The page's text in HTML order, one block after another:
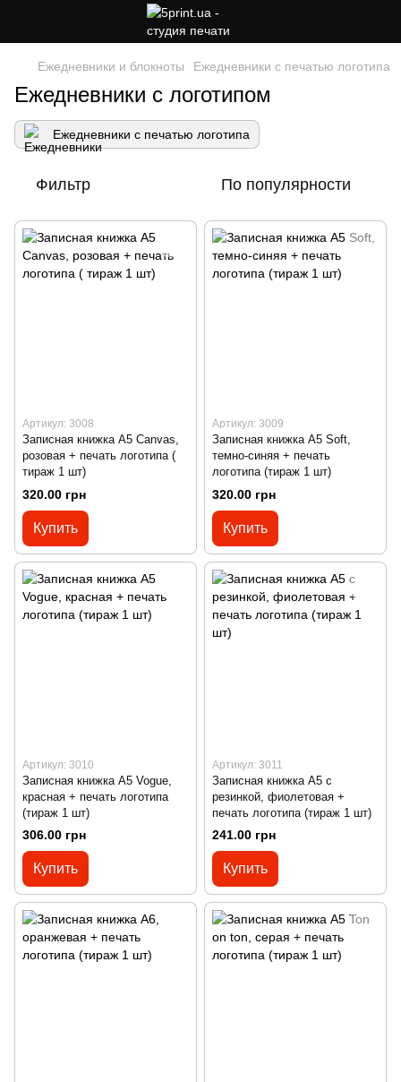
Ежедневники и блокноты Ежедневники с печатью логотипа
Ежедневники с логотипом
Ежедневники с печатью логотипа
Фильтр По популярности
Артикул: 3008
Записная книжка А5 Canvas,
розовая + печать логотипа (
тираж 1 шт)
320.00 грн
Купить
Артикул: 3009
Записная книжка А5 Soft,
темно-синяя + печать
логотипа (тираж 1 шт)
320.00 грн
Купить
Артикул: 3010
Записная книжка А5 Vogue,
красная + печать логотипа
(тираж 1 шт)
306.00 грн
Купить
Артикул: 3011
Записная книжка А5 с
резинкой, фиолетовая +
печать логотипа (тираж 1 шт)
241.00 грн
Купить